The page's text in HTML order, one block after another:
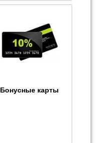
Бонусные карты